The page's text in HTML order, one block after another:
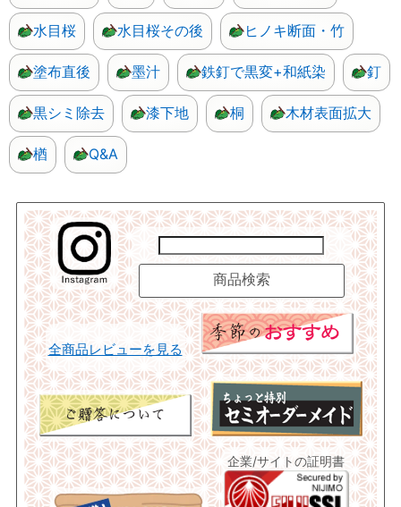
水目桜 水目桜その後 ヒノキ断面・竹
塗布直後 墨汁 鉄釘で黒変+和紙染 釘
黒シミ除去 漆下地 桐 木材表面拡大
楢 Q&A
全商品レビューを見る
企業/サイトの証明書